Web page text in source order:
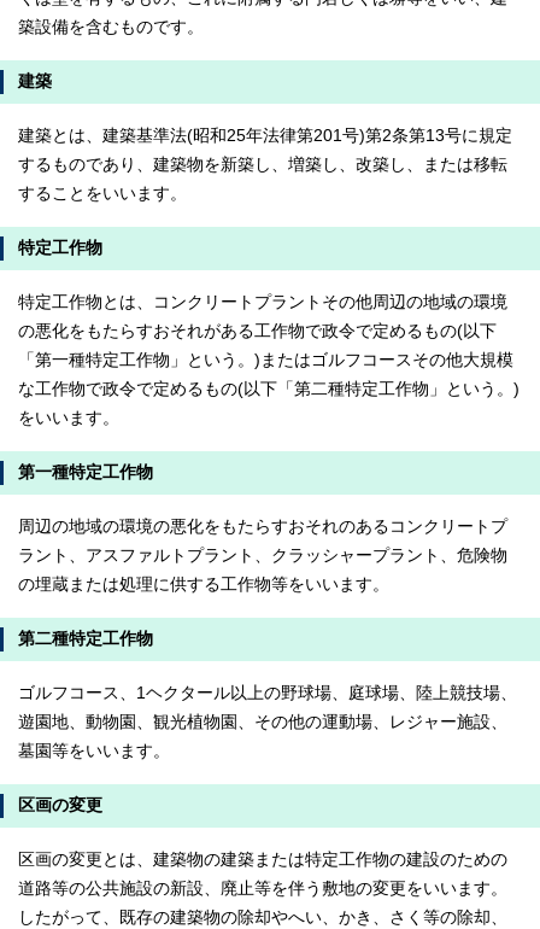
築設備を含むものです。
建築
建築とは、建築基準法(昭和25年法律第201号)第2条第13号に規定
するものであり、建築物を新築し、増築し、改築し、または移転
することをいいます。
特定工作物
特定工作物とは、コンクリートプラントその他周辺の地域の環境
の悪化をもたらすおそれがある工作物で政令で定めるもの(以下
「第一種特定工作物」という。)またはゴルフコースその他大規模
な工作物で政令で定めるもの(以下「第二種特定工作物」という。)
をいいます。
第一種特定工作物
周辺の地域の環境の悪化をもたらすおそれのあるコンクリートプ
ラント、アスファルトプラント、クラッシャープラント、危険物
の埋蔵または処理に供する工作物等をいいます。
第二種特定工作物
ゴルフコース、1ヘクタール以上の野球場、庭球場、陸上競技場、
遊園地、動物園、観光植物園、その他の運動場、レジャー施設、
墓園等をいいます。
区画の変更
区画の変更とは、建築物の建築または特定工作物の建設のための
道路等の公共施設の新設、廃止等を伴う敷地の変更をいいます。
したがって、既存の建築物の除却やへい、かき、さく等の除却、